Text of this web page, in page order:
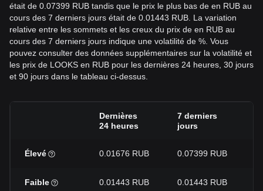
était de 0.07399 RUB tandis que le prix le plus bas de en RUB au
cours des 7 derniers jours était de 0.01443 RUB. La variation
relative entre les sommets et les creux du prix de en RUB au
cours des 7 derniers jours indique une volatilité de %. Vous
pouvez consulter des données supplémentaires sur la volatilité et
les prix de LOOKS en RUB pour les dernières 24 heures, 30 jours
et 90 jours dans le tableau ci-dessus.
Dernières
24 heures
7 derniers
jours
Élevé 0.01676 RUB 0.07399 RUB
Faible 0.01443 RUB 0.01443 RUB